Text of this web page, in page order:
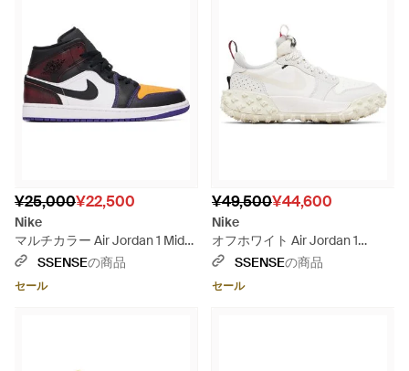
¥25,000¥22,500
Nike
マルチカラー Air Jordan 1 Mid
Se スニーカー - ブルー
SSENSEの商品
セール
¥49,500¥44,600
Nike
オフホワイト Air Jordan 1
Element Low A/T スニーカー -
SSENSEの商品
セール